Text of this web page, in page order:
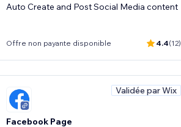
Auto Create and Post Social Media content
Offre non payante disponible 4.4(12)
Validée par Wix
Facebook Page